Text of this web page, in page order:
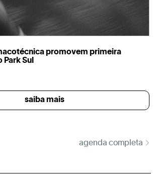
promovem primeira
Sul
saiba mais
agenda completa